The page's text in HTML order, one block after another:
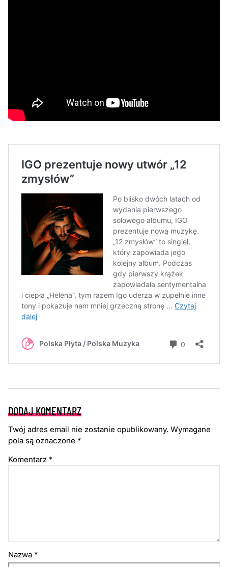
DODAJ KOMENTARZ
Twój adres email nie zostanie opublikowany. Wymagane
pola są oznaczone *
Komentarz *
Nazwa *